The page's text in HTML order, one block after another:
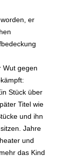
er
Wut gegen
Stück über
Titel wie
und ihn
Jahre
und
das Kind